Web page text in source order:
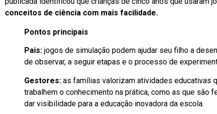
conceitos de ciência com mais facilidade.
Pontos principais
Pais: jogos de simulação podem ajudar seu filho a
de observar, a seguir etapas e o processo de
Gestores: as famílias valorizam atividades educativas
trabalhem o conhecimento na prática, como as que são
dar visibilidade para a educação inovadora da escola.